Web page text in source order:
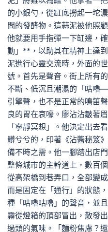
的小銀勺，從缸底撈起一坨
間的發酵物。這蒜泥被他照
他就要用手指彈一下缸邊，
動」**，以助其在精神上達
泥進行心靈交流時，外面的
號。首先是聲音。街上所有
不斷、低沉且潮濕的「咕
引擎聲，也不是正常的鳴笛
良的胃在哀嚎。廖沾沾皺著
「寧靜冥想」。他決定出去
髒兮兮的，印著《沾醬秘笈
備不時之需。他一腳踏出店
整條城市的主幹道上，數百
從高架橋到巷弄口，全部變
而是固定在「通行」的狀態
種「咕嚕咕嚕」的聲音，並
霧從燈箱的頂部冒出，散發
過頭的氣味。「麵粉焦慮？